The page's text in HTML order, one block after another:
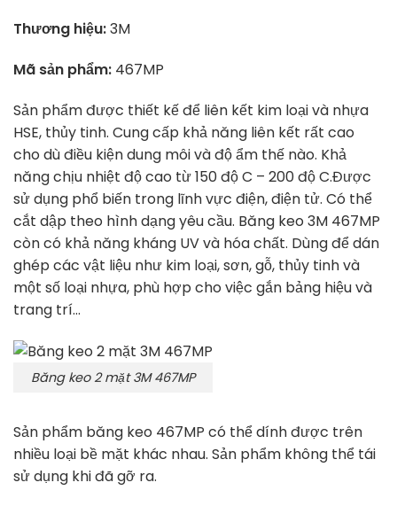
Thương hiệu:3M
Mã sản phẩm: 467MP
Sản phẩm được thiết kế để liên kết kim loại và nhựa
HSE, thủy tinh. Cung cấp khả năng liên kết rất cao
cho dù điều kiện dung môi và độ ẩm thế nào. Khả
năng chịu nhiệt độ cao từ 150 độ C – 200 độ C.Được
sử dụng phổ biến trong lĩnh vực điện, điện tử. Có thể
cắt dập theo hình dạng yêu cầu. Băng keo 3M 467MP
còn có khả năng kháng UV và hóa chất. Dùng để dán
ghép các vật liệu như kim loại, sơn, gỗ, thủy tinh và
một số loại nhựa, phù hợp cho việc gắn bảng hiệu và
trang trí…
Băng keo 2 mặt 3M 467MP
Sản phẩm băng keo 467MP có thể dính được trên
nhiều loại bề mặt khác nhau. Sản phẩm không thể tái
sử dụng khi đã gỡ ra.